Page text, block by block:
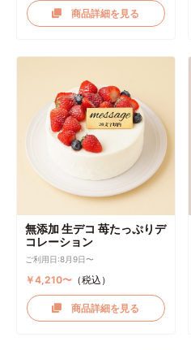
商品詳細を見る
無添加 生デコ 苺たっぷりデ
コレーション
ご利用日:8月9日〜
￥4,210〜（税込）
商品詳細を見る